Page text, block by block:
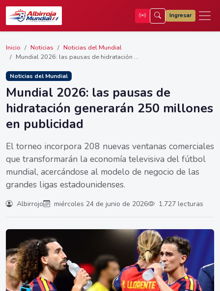
Ingresar
Inicio Noticias
Noticias del Mundial
Mundial 2026: las pausas de hidratación ...
Noticias del Mundial
Mundial 2026: las pausas de
hidratación generarán 250 millones
en publicidad
El torneo incorpora 208 nuevas ventanas comerciales
que transformarán la economía televisiva del fútbol
mundial, acercándose al modelo de negocio de las
grandes ligas estadounidenses.
Albirrojo miércoles 24 de junio de 2026 1.727 lecturas